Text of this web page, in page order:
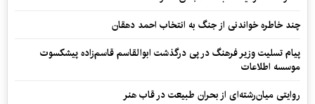
چند خاطره خواندنی از جنگ به انتخاب احمد دهقان
پیام تسلیت وزیر فرهنگ در پی درگذشت ابوالقاسم قاسم‌زاده پیشکسوت
موسسه اطلاعات
روایتی میان‌رشته‌ای از بحران طبیعت در قاب هنر